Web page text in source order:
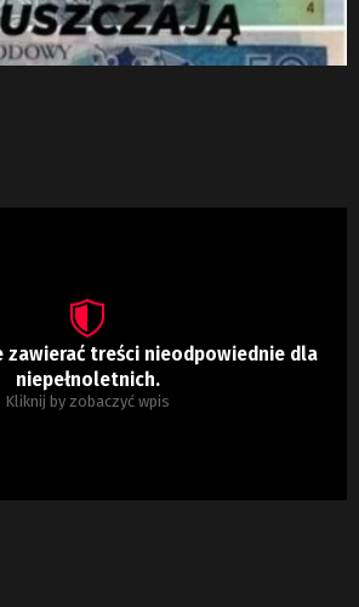
zawierać treści nieodpowiednie dla
niepełnoletnich.
Kliknij by zobaczyć wpis